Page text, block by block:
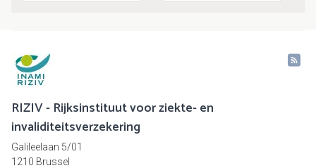
RIZIV - Rijksinstituut voor ziekte- en
invaliditeitsverzekering
Galileelaan 5/01
1210 Brussel